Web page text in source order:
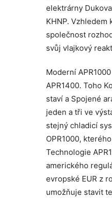
elektrárny
KHNP. Vzhledem
společnost
svůj vlajkový
Moderní
APR1400. Toho
staví a Spojené
jeden a tři ve
stejný chladicí
OPR1000,
Technologie
amerického
evropské EUR z
umožňuje stavit